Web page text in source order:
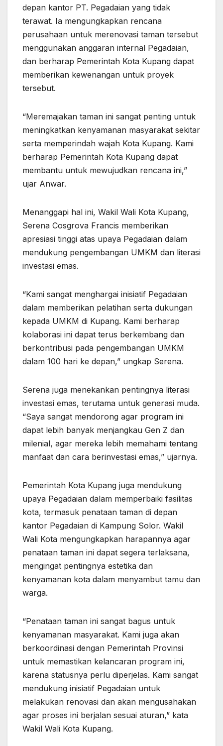
depan kantor PT. Pegadaian yang tidak
terawat. Ia mengungkapkan rencana
perusahaan untuk merenovasi taman tersebut
menggunakan anggaran internal Pegadaian,
dan berharap Pemerintah Kota Kupang dapat
memberikan kewenangan untuk proyek
tersebut.
“Meremajakan taman ini sangat penting untuk
meningkatkan kenyamanan masyarakat sekitar
serta memperindah wajah Kota Kupang. Kami
berharap Pemerintah Kota Kupang dapat
membantu untuk mewujudkan rencana ini,”
ujar Anwar.
Menanggapi hal ini, Wakil Wali Kota Kupang,
Serena Cosgrova Francis memberikan
apresiasi tinggi atas upaya Pegadaian dalam
mendukung pengembangan UMKM dan literasi
investasi emas.
“Kami sangat menghargai inisiatif Pegadaian
dalam memberikan pelatihan serta dukungan
kepada UMKM di Kupang. Kami berharap
kolaborasi ini dapat terus berkembang dan
berkontribusi pada pengembangan UMKM
dalam 100 hari ke depan,” ungkap Serena.
Serena juga menekankan pentingnya literasi
investasi emas, terutama untuk generasi muda.
“Saya sangat mendorong agar program ini
dapat lebih banyak menjangkau Gen Z dan
milenial, agar mereka lebih memahami tentang
manfaat dan cara berinvestasi emas,” ujarnya.
Pemerintah Kota Kupang juga mendukung
upaya Pegadaian dalam memperbaiki fasilitas
kota, termasuk penataan taman di depan
kantor Pegadaian di Kampung Solor. Wakil
Wali Kota mengungkapkan harapannya agar
penataan taman ini dapat segera terlaksana,
mengingat pentingnya estetika dan
kenyamanan kota dalam menyambut tamu dan
warga.
“Penataan taman ini sangat bagus untuk
kenyamanan masyarakat. Kami juga akan
berkoordinasi dengan Pemerintah Provinsi
untuk memastikan kelancaran program ini,
karena statusnya perlu diperjelas. Kami sangat
mendukung inisiatif Pegadaian untuk
melakukan renovasi dan akan mengusahakan
agar proses ini berjalan sesuai aturan,” kata
Wakil Wali Kota Kupang.